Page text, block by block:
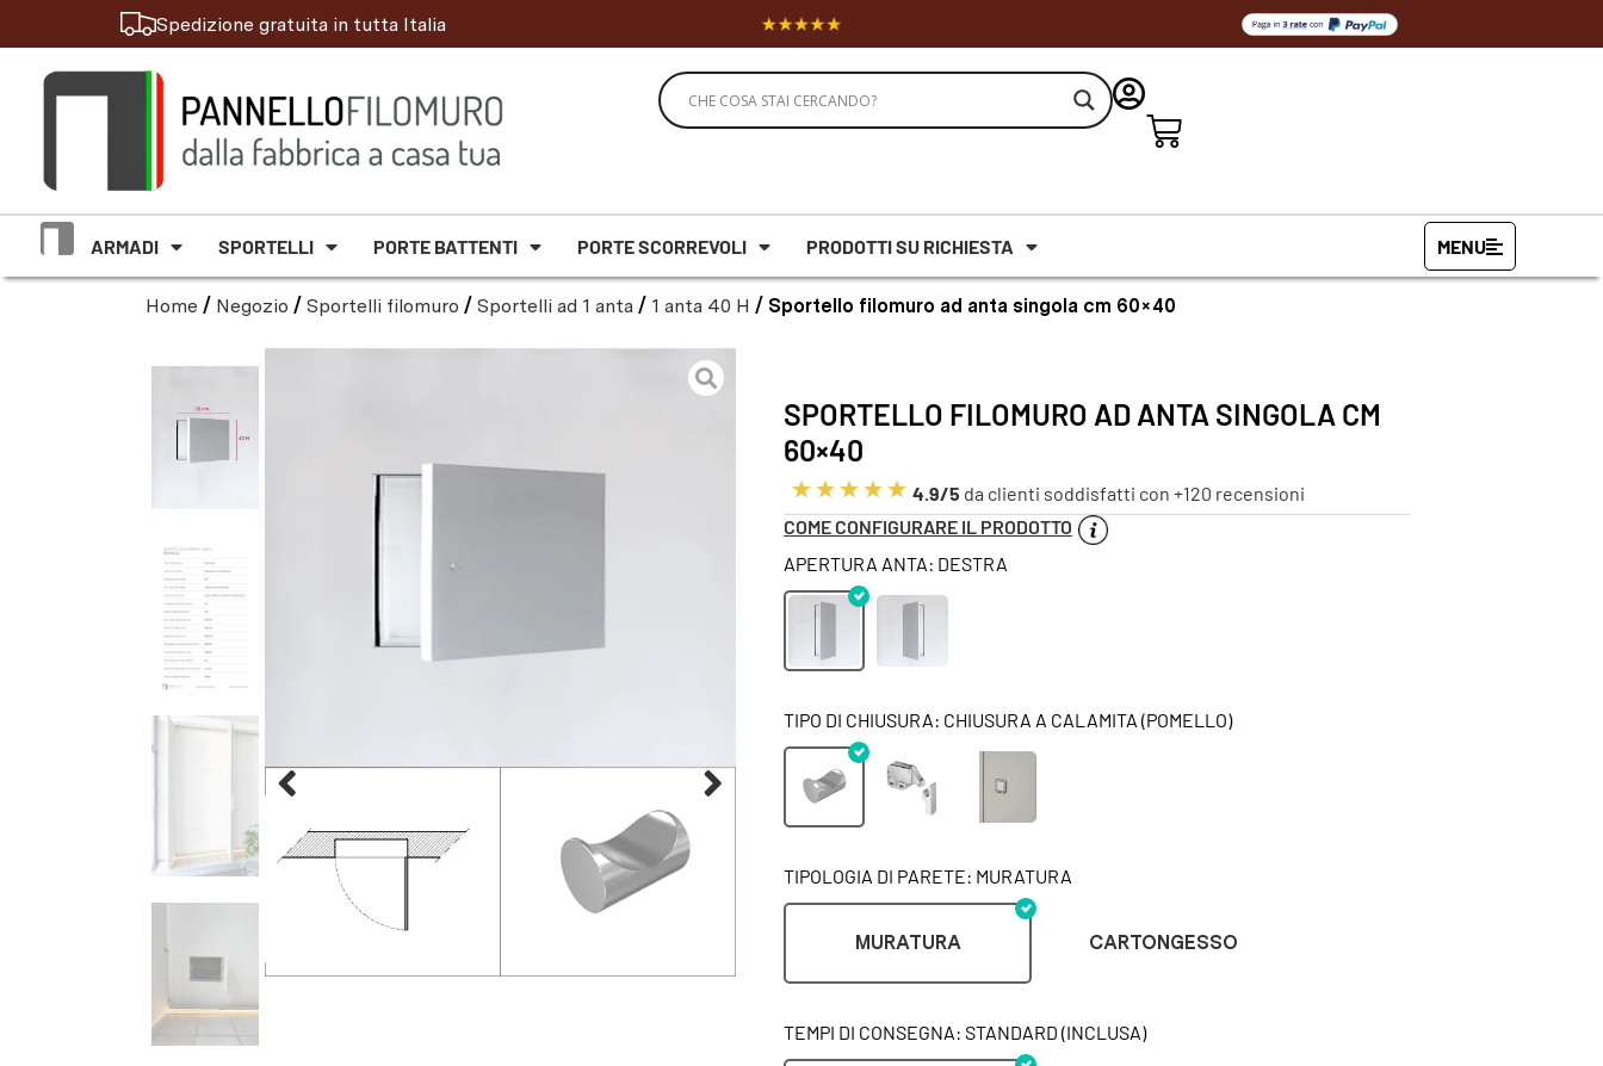
Spedizione gratuita in tutta Italia
ARMADI SPORTELLI PORTE BATTENTI PORTE SCORREVOLI PRODOTTI SU RICHIESTA MENU
Home / Negozio / Sportelli filomuro / Sportelli ad 1 anta / 1 anta 40 H / Sportello filomuro ad anta singola cm 60×40
SPORTELLO FILOMURO AD ANTA SINGOLA CM
60×40
4.9/5 da clienti soddisfatti con +120 recensioni
COME CONFIGURARE IL PRODOTTO
APERTURA ANTA: DESTRA
TIPO DI CHIUSURA: CHIUSURA A CALAMITA (POMELLO)
TIPOLOGIA DI PARETE: MURATURA
MURATURA CARTONGESSO
TEMPI DI CONSEGNA: STANDARD (INCLUSA)